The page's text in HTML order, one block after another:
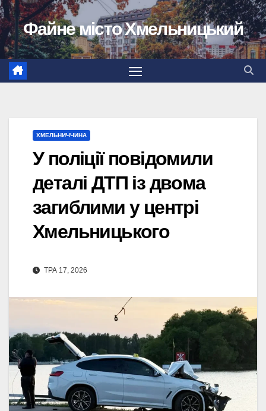
Перейти
до
вмісту
Файне місто Хмельницький
ХМЕЛЬНИЧЧИНА
У поліції повідомили
деталі ДТП із двома
загиблими у центрі
Хмельницького
ТРА 17, 2026